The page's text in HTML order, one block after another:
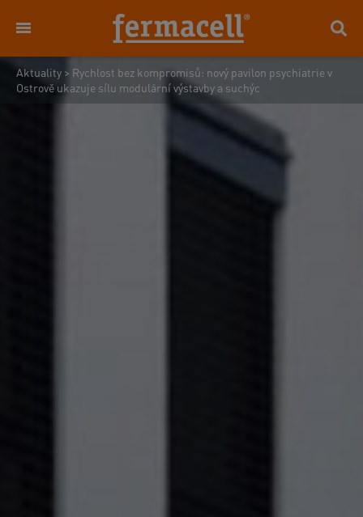
Aktuality > Rychlost bez kompromisů: nový pavilon psychiatrie v
Ostrově ukazuje sílu modulární výstavby a suchýc